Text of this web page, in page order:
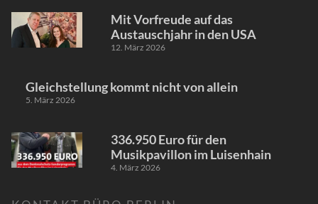
Mit Vorfreude auf das
Austauschjahr in den USA
12. März 2026
Gleichstellung kommt nicht von allein
5. März 2026
336.950 Euro für den
Musikpavillon im Luisenhain
4. März 2026